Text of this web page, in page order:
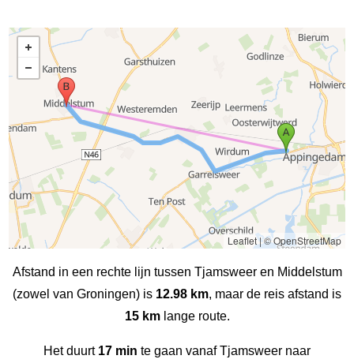
Leaflet|© OpenStreetMap
Afstand in een rechte lijn tussen Tjamsweer en Middelstum
(zowel van Groningen) is 12.98 km, maar de reis afstand is
15 kmlange route.
Het duurt 17 min te gaan vanaf Tjamsweer naar